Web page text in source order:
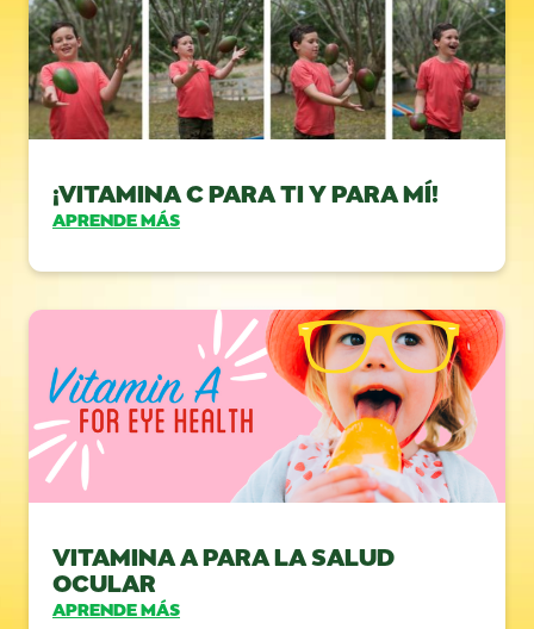
¡VITAMINA C PARA TI Y PARA MÍ!
APRENDE MÁS
VITAMINA A PARA LA SALUD
OCULAR
APRENDE MÁS